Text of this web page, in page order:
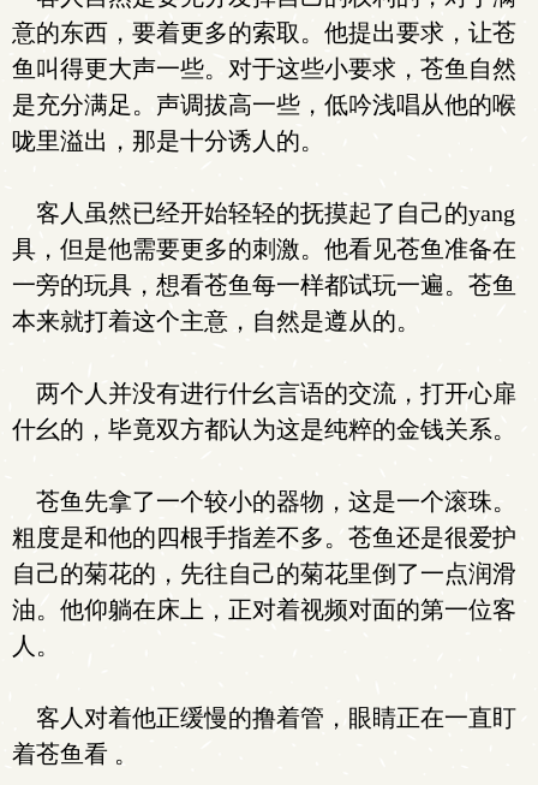
意的东西，要着更多的索取。他提出要求，让苍
鱼叫得更大声一些。对于这些小要求，苍鱼自然
是充分满足。声调拔高一些，低吟浅唱从他的喉
咙里溢出，那是十分诱人的。
客人虽然已经开始轻轻的抚摸起了自己的yang
具，但是他需要更多的刺激。他看见苍鱼准备在
一旁的玩具，想看苍鱼每一样都试玩一遍。苍鱼
本来就打着这个主意，自然是遵从的。
两个人并没有进行什幺言语的交流，打开心扉
什幺的，毕竟双方都认为这是纯粹的金钱关系。
苍鱼先拿了一个较小的器物，这是一个滚珠。
粗度是和他的四根手指差不多。苍鱼还是很爱护
自己的菊花的，先往自己的菊花里倒了一点润滑
油。他仰躺在床上，正对着视频对面的第一位客
人。
客人对着他正缓慢的撸着管，眼睛正在一直盯
着苍鱼看 。